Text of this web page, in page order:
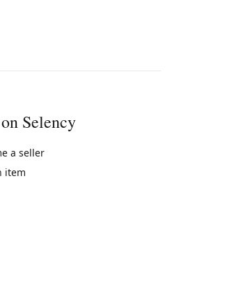
Selency
a seller
item